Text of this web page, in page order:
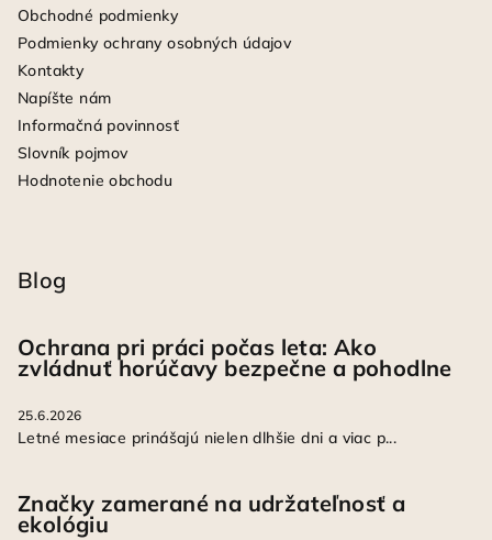
Obchodné podmienky
Podmienky ochrany osobných údajov
Kontakty
Napíšte nám
Informačná povinnosť
Slovník pojmov
Hodnotenie obchodu
Blog
Ochrana pri práci počas leta: Ako
zvládnuť horúčavy bezpečne a pohodlne
25.6.2026
Letné mesiace prinášajú nielen dlhšie dni a viac p...
Značky zamerané na udržateľnosť a
ekológiu